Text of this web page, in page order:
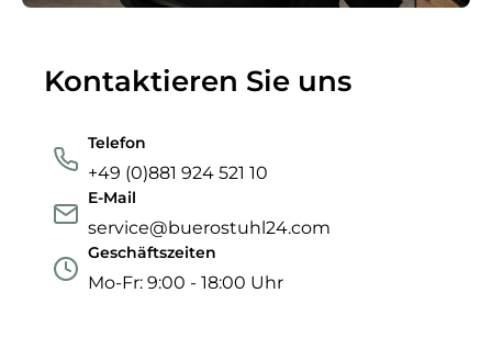
Kontaktieren Sie uns
Telefon
+49 (0)881 924 521 10
E-Mail
service@buerostuhl24.com
Geschäftszeiten
Mo-Fr: 9:00 - 18:00 Uhr